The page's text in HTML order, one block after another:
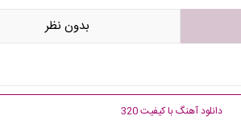
بدون نظر
دانلود آهنگ با کیفیت 320